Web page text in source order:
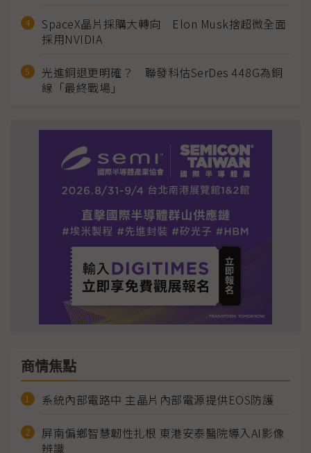
SpaceX晶片採購大轉向 Elon Musk捨超微全面
採用NVIDIA
光進銅退更明確？ 聯發科估SerDes 448G為銅
線「最終戰場」
商情焦點
系統內部電路中 主晶片內部電源提供EOS防護
屏南偏鄉智慧韌性扎根 東港安泰醫院導入AI影像
辨識